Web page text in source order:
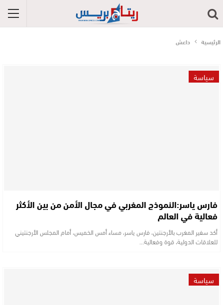
الرئيسية داعش
سياسة
فارس ياسر:النموذج المغربي في مجال الأمن من بين الأكثر
فعالية في العالم
أكد سفير المغرب بالأرجنتين، فارس ياسر، مساء أمس الخميس، أمام المجلس الأرجنتيني
للعلاقات الدولية، قوة وفعالية…
سياسة